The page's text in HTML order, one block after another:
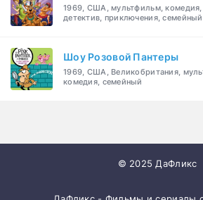
1969, США, мультфильм,
детектив, приключения, семейный
Шоу Розовой Пантеры
1969, США, Великобритания,
комедия, семейный
© 2025 ДаФликс